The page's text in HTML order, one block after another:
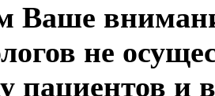
Ваше
не
пациентов и